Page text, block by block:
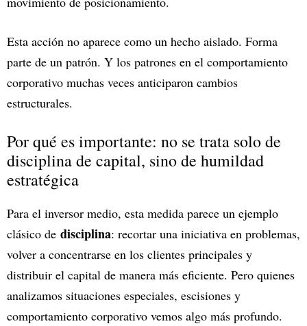
Esta acción no aparece como un hecho aislado. Forma
parte de un patrón. Y los patrones en el comportamiento
corporativo muchas veces anticiparon cambios
estructurales.
Por qué es importante: no se trata solo de
disciplina de capital, sino de humildad
estratégica
Para el inversor medio, esta medida parece un ejemplo
clásico de disciplina: recortar una iniciativa en problemas,
volver a concentrarse en los clientes principales y
distribuir el capital de manera más eficiente. Pero quienes
analizamos situaciones especiales, escisiones y
comportamiento corporativo vemos algo más profundo.